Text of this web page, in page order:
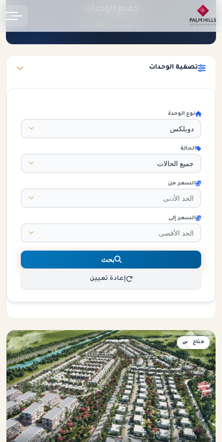
الرئيسية
تصفية الوحدات
نوع الوحدة
الحالة
السعر من
السعر إلى
بحث
إعادة تعيين
دوبلكس
متاح